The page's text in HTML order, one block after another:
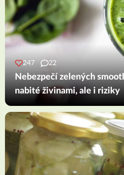
247 22
Nebezpečí zelených
nabité živinami, ale i riziky